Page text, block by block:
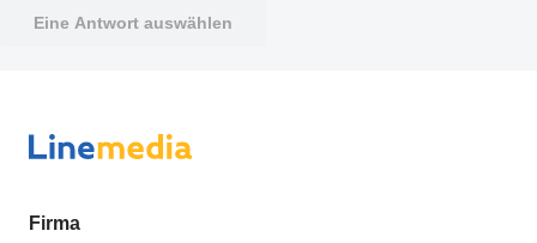
Eine Antwort auswählen
Firma